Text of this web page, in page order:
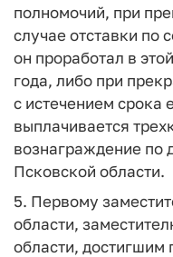
полномочий, при
случае отставки по
он проработал в
года, либо при
с истечением срока
выплачивается
вознаграждение по
Псковской области.
5. Первому
области,
области, достигшим